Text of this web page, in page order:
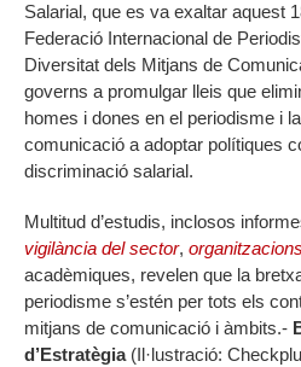
Salarial, que es va exaltar aquest
Federació Internacional de
Diversitat dels Mitjans de
governs a promulgar lleis que
homes i dones en el periodisme i
comunicació a adoptar polítiques
discriminació salarial.
Multitud d’estudis, inclosos
vigilància del sector,
acadèmiques, revelen que la
periodisme s’estén per tots els
mitjans de comunicació i àmbits.-
d’Estratègia (Il·lustració: